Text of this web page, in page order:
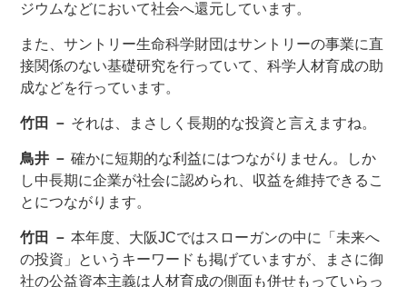
ジウムなどにおいて社会へ還元しています。
また、サントリー生命科学財団はサントリーの事業に直
接関係のない基礎研究を行っていて、科学人材育成の助
成などを行っています。
竹田 － それは、まさしく長期的な投資と言えますね。
鳥井 － 確かに短期的な利益にはつながりません。しか
し中長期に企業が社会に認められ、収益を維持できるこ
とにつながります。
竹田 － 本年度、大阪JCではスローガンの中に「未来へ
の投資」というキーワードも掲げていますが、まさに御
社の公益資本主義は人材育成の側面も併せもっていらっ